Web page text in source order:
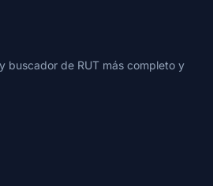
buscador de RUT más completo y